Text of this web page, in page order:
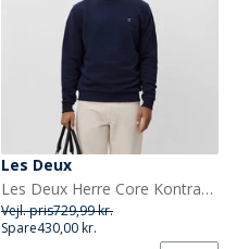
Les Deux
Les Deux Herre Core Kontrast Sweatshirt Dark Navy
Vejl. pris729,99 kr.
Spare430,00 kr.